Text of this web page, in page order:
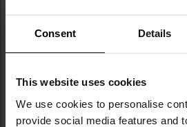
Consent Details
This website uses cookies
We use cookies to personalise
provide social media features and
ostrość 2 mln SHU
gaz jest niepalny
Informacja o producencie i